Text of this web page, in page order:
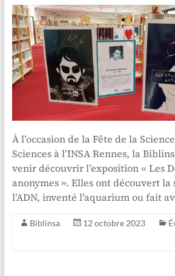
À l’occasion de la Fête de la
Sciences à l’INSA Rennes, la
venir découvrir l’exposition « Les
anonymes ». Elles ont découvert
l’ADN, inventé l’aquarium ou fait
Biblinsa 12 octobre 2023